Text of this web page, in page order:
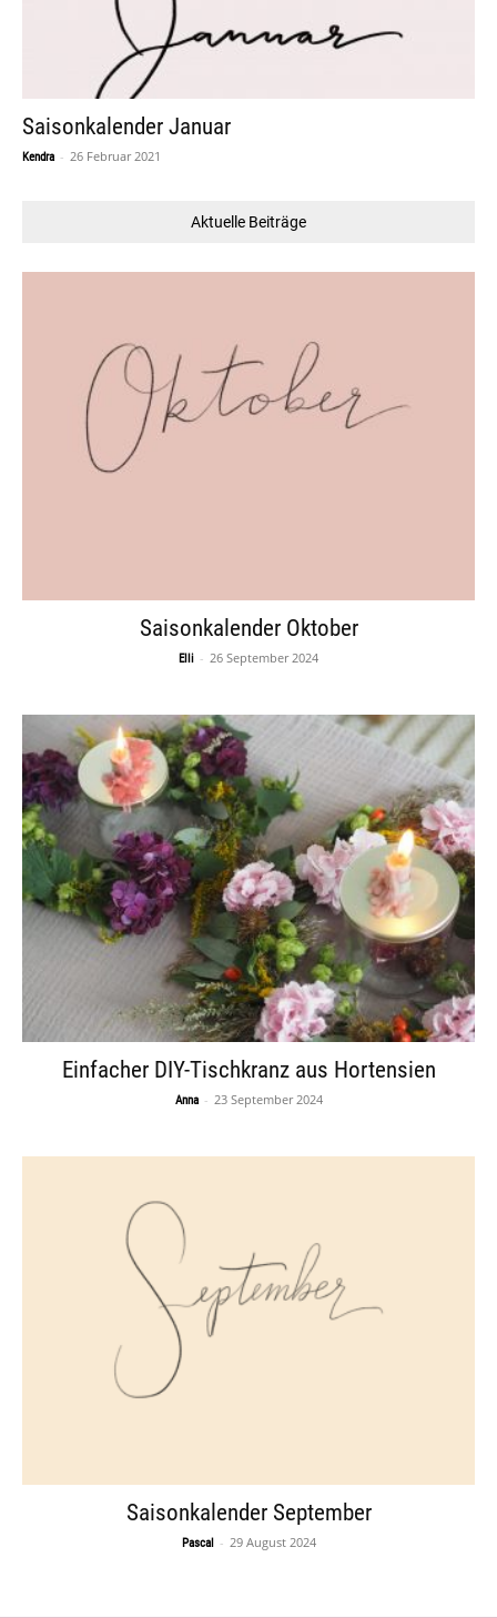
Saisonkalender Januar
Kendra - 26 Februar 2021
Aktuelle Beiträge
Saisonkalender Oktober
Elli - 26 September 2024
Einfacher DIY-Tischkranz aus Hortensien
Anna - 23 September 2024
Saisonkalender September
Pascal - 29 August 2024